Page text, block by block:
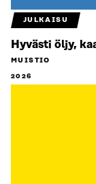
JULKAISU
Hyvästi öljy,
MUISTIO
2026